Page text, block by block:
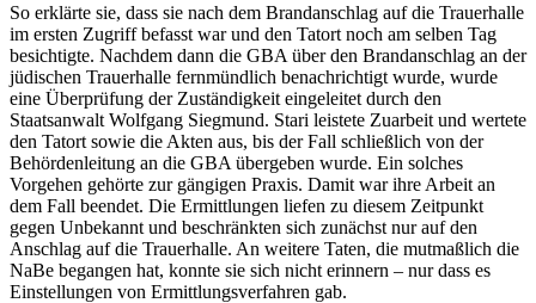
So erklärte sie, dass sie nach dem Brandanschlag auf die Trauerhalle
im ersten Zugriff befasst war und den Tatort noch am selben Tag
besichtigte. Nachdem dann die GBA über den Brandanschlag an der
jüdischen Trauerhalle fernmündlich benachrichtigt wurde, wurde
eine Überprüfung der Zuständigkeit eingeleitet durch den
Staatsanwalt Wolfgang Siegmund. Stari leistete Zuarbeit und wertete
den Tatort sowie die Akten aus, bis der Fall schließlich von der
Behördenleitung an die GBA übergeben wurde. Ein solches
Vorgehen gehörte zur gängigen Praxis. Damit war ihre Arbeit an
dem Fall beendet. Die Ermittlungen liefen zu diesem Zeitpunkt
gegen Unbekannt und beschränkten sich zunächst nur auf den
Anschlag auf die Trauerhalle. An weitere Taten, die mutmaßlich die
NaBe begangen hat, konnte sie sich nicht erinnern – nur dass es
Einstellungen von Ermittlungsverfahren gab.